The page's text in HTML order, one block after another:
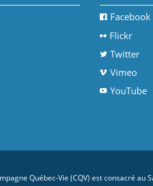
Facebook
Flickr
Twitter
Vimeo
YouTube
Québec-Vie (CQV) est consacré